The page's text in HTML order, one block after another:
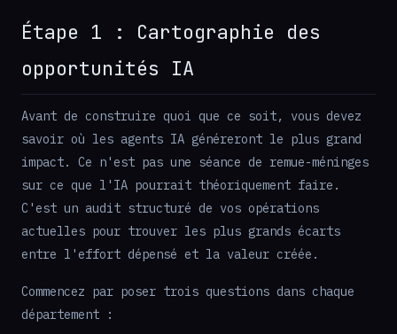
Étape 1 : Cartographie des
opportunités IA
Avant de construire quoi que ce soit, vous devez
savoir où les agents IA généreront le plus grand
impact. Ce n'est pas une séance de remue-méninges
sur ce que l'IA pourrait théoriquement faire.
C'est un audit structuré de vos opérations
actuelles pour trouver les plus grands écarts
entre l'effort dépensé et la valeur créée.
Commencez par poser trois questions dans chaque
département :